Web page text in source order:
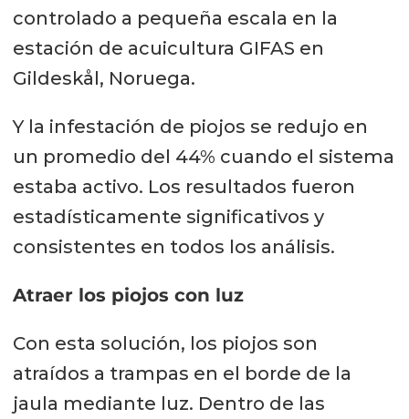
controlado a pequeña escala en la
estación de acuicultura GIFAS en
Gildeskål, Noruega.
Y la infestación de piojos se redujo en
un promedio del 44% cuando el sistema
estaba activo. Los resultados fueron
estadísticamente significativos y
consistentes en todos los análisis.
Atraer los piojos con luz
Con esta solución, los piojos son
atraídos a trampas en el borde de la
jaula mediante luz. Dentro de las